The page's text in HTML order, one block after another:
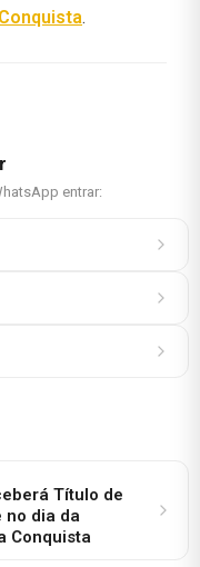
.
entrar:
Título de
no dia da
Conquista